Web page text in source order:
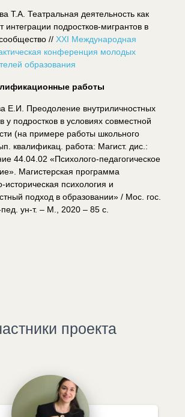
Т.А. Театральная деятельность как
интеграции подростков-мигрантов в
// ХXI Международная
конференция молодых
образования
работы
Е.И. Преодоление внутриличностных
у подростков в условиях совместной
(на примере работы школьного
квалификац. работа: Магист. дис.:
44.04.02 «Психолого-педагогическое
Магистерская программа
историческая психология и
подход в образовании» / Мос. гос.
пед. ун-т. – М., 2020 – 85 с.
проекта